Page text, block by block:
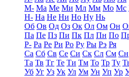
М- Ма Ме Ми Мл Мм Мо Мс
Н- На Не Ни Но Ну Нь
Об Ов Од Оз Ок Ол Ом Он
Па Пе Пз Пи Пк Пл Пн По
Р- Ра Ре Ри Ро Ру Ры Рэ Ря
Са Сб Св Се Си Ск Сл См Сн
Та Тв Тг Те Ти Тм То Тр Ту
Уб Уг Уз Ук Ул Ум Ун Уп Ур